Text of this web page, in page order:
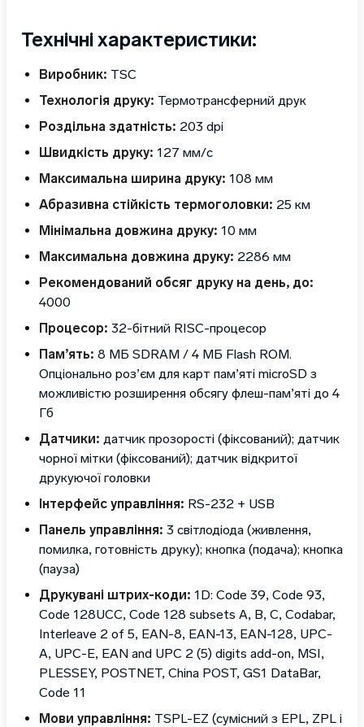
Технічні характеристики:
Виробник: TSC
Технологія друку: Термотрансферний друк
Роздільна здатність: 203 dpi
Швидкість друку: 127 мм/с
Максимальна ширина друку: 108 мм
Абразивна стійкість термоголовки: 25 км
Мінімальна довжина друку: 10 мм
Максимальна довжина друку: 2286 мм
Рекомендований обсяг друку на день, до:
4000
Процесор: 32-бітний RISC-процесор
Пам’ять: 8 МБ SDRAM / 4 МБ Flash ROM.
Опціонально роз’єм для карт пам’яті microSD з
можливістю розширення обсягу флеш-пам’яті до 4
Гб
Датчики: датчик прозорості (фіксований); датчик
чорної мітки (фіксований); датчик відкритої
друкуючої головки
Інтерфейс управління: RS-232 + USB
Панель управління: 3 світлодіода (живлення,
помилка, готовність друку); кнопка (подача); кнопка
(пауза)
Друкувані штрих-коди: 1D: Code 39, Code 93,
Code 128UCC, Code 128 subsets A, B, C, Codabar,
Interleave 2 of 5, EAN-8, EAN-13, EAN-128, UPC-
A, UPC-E, EAN and UPC 2 (5) digits add-on, MSI,
PLESSEY, POSTNET, China POST, GS1 DataBar,
Code 11
Мови управління: TSPL-EZ (сумісний з EPL, ZPL і